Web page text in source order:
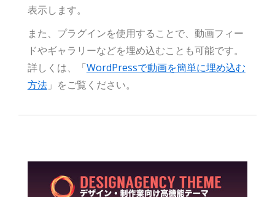
表示します。
また、プラグインを使用することで、動画フィー
ドやギャラリーなどを埋め込むことも可能です。
詳しくは、「WordPressで動画を簡単に埋め込む
方法」をご覧ください。